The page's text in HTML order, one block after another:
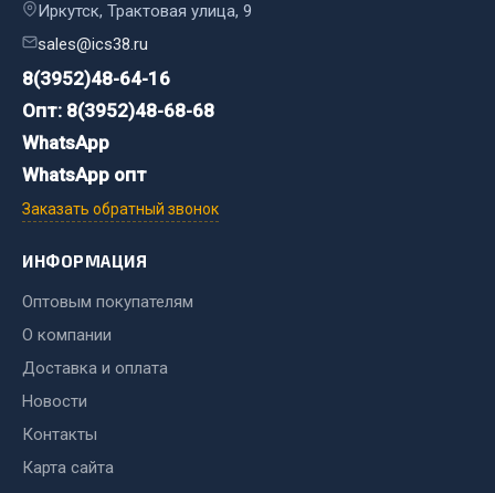
Весь раздел
Хозтовары
Горелки, баллоны, плитки газовые
Замки
Лампы паяльные, керосиновые
Спецодежда
Весь раздел
Шиномонтаж
Иркутск, Трактовая улица, 9
sales@ics38.ru
8(3952)48-64-16
Опт: 8(3952)48-68-68
WhatsApp
WhatsApp опт
Заказать обратный звонок
ИНФОРМАЦИЯ
Оптовым покупателям
О компании
Доставка и оплата
Новости
Контакты
Карта сайта